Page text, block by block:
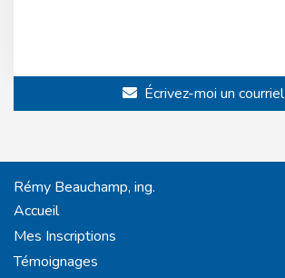
Écrivez-moi un courriel
Rémy Beauchamp, ing.
Accueil
Mes Inscriptions
Témoignages